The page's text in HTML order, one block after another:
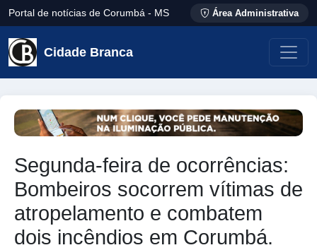
Portal de notícias de Corumbá - MS Área Administrativa
Cidade Branca
Segunda-feira de ocorrências:
Bombeiros socorrem vítimas de
atropelamento e combatem
dois incêndios em Corumbá.